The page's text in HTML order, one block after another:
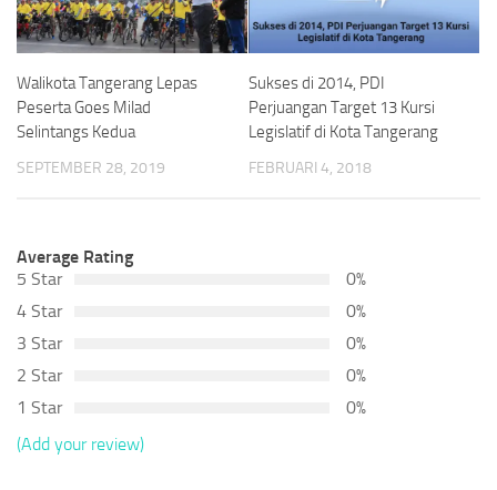
Walikota Tangerang Lepas
Peserta Goes Milad
Selintangs Kedua
SEPTEMBER 28, 2019
Sukses di 2014, PDI
Perjuangan Target 13 Kursi
Legislatif di Kota Tangerang
FEBRUARI 4, 2018
Average Rating
5 Star
0%
4 Star
0%
3 Star
0%
2 Star
0%
1 Star
0%
(Add your review)